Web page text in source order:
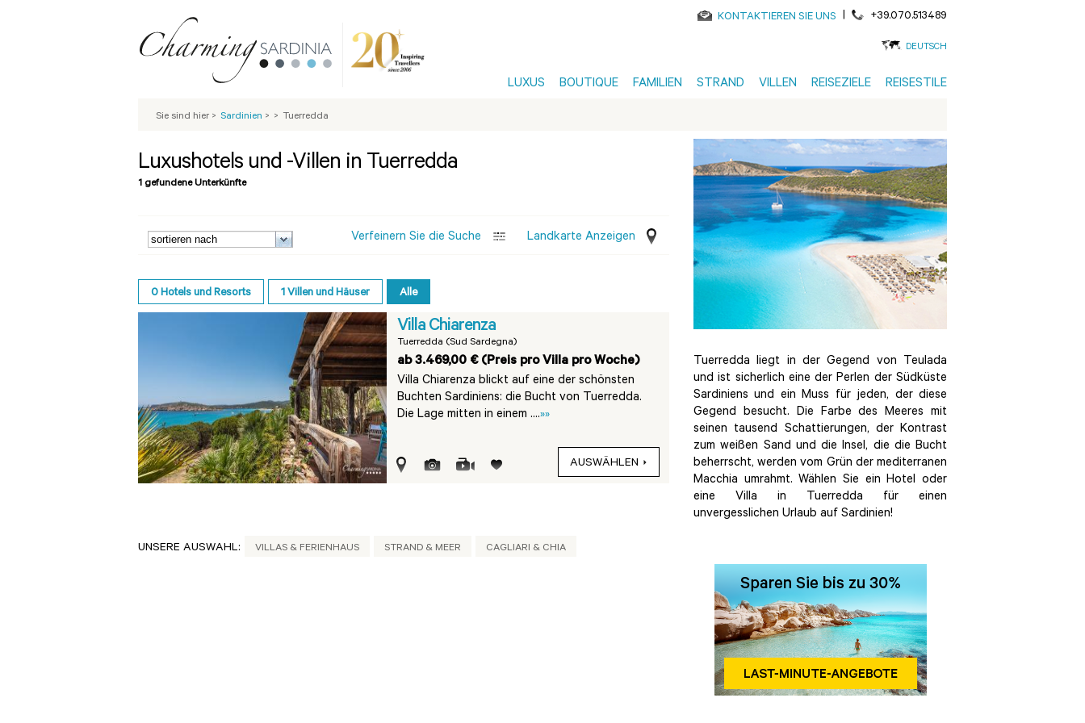
KONTAKTIEREN SIE UNS | +39.070.513489
DEUTSCH
LUXUS BOUTIQUE FAMILIEN STRAND VILLEN REISEZIELE REISESTILE
Sie sind hier > Sardinien > > Tuerredda
Luxushotels und -Villen in Tuerredda
1 gefundene Unterkünfte
Verfeinern Sie die Suche Landkarte Anzeigen
0 Hotels und Resorts 1 Villen und Häuser Alle
Villa Chiarenza
Tuerredda (Sud Sardegna)
ab 3.469,00 € (Preis pro Villa pro Woche)
Villa Chiarenza blickt auf eine der schönsten
Buchten Sardiniens: die Bucht von Tuerredda.
Die Lage mitten in einem ....»»
AUSWÄHLEN
UNSERE AUSWAHL: VILLAS & FERIENHAUS STRAND & MEER CAGLIARI & CHIA
Tuerredda liegt in der Gegend von Teulada
und ist sicherlich eine der Perlen der Südküste
Sardiniens und ein Muss für jeden, der diese
Gegend besucht. Die Farbe des Meeres mit
seinen tausend Schattierungen, der Kontrast
zum weißen Sand und die Insel, die die Bucht
beherrscht, werden vom Grün der mediterranen
Macchia umrahmt. Wählen Sie ein Hotel oder
eine Villa in Tuerredda für einen
unvergesslichen Urlaub auf Sardinien!